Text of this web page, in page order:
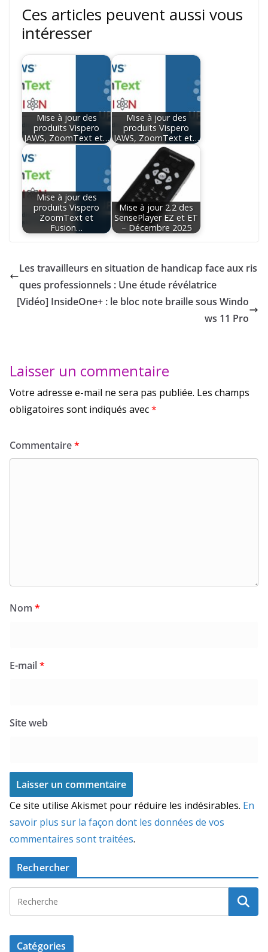
Ces articles peuvent aussi vous
intéresser
Mise à jour des
produits Vispero
JAWS, ZoomText et…
Mise à jour des
produits Vispero
JAWS, ZoomText et…
Mise à jour des
produits Vispero
ZoomText et
Fusion…
Mise à jour 2.2 des
SensePlayer EZ et ET
– Décembre 2025
Les travailleurs en situation de handicap face aux ris
ques professionnels : Une étude révélatrice
[Vidéo] InsideOne+ : le bloc note braille sous Windo
ws 11 Pro
Laisser un commentaire
Votre adresse e-mail ne sera pas publiée. Les champs
obligatoires sont indiqués avec*
Commentaire*
Nom *
E-mail*
Site web
Ce site utilise Akismet pour réduire les indésirables. En
savoir plus sur la façon dont les données de vos
commentaires sont traitées.
Rechercher
Catégories